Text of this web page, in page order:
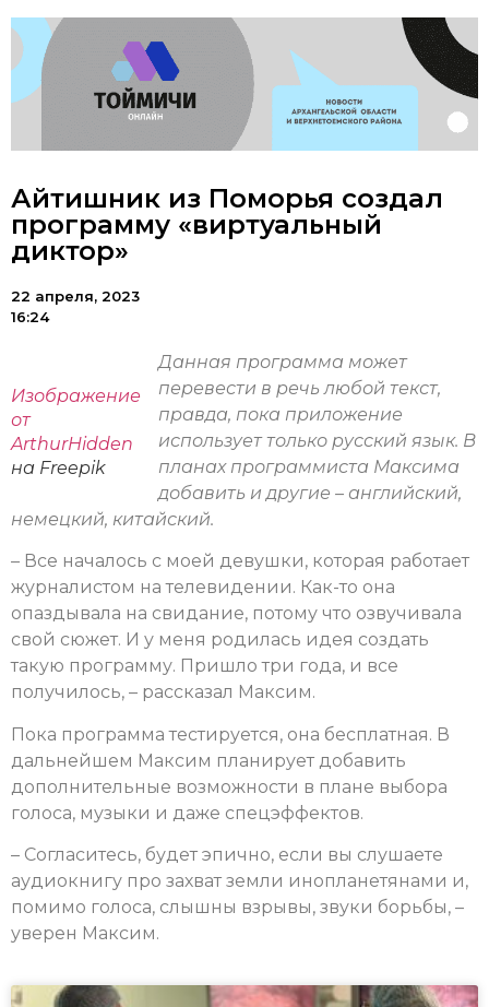
Айтишник из Поморья создал
программу «виртуальный
диктор»
22 апреля, 2023
16:24
Изображение
от
ArthurHidden
на Freepik
Данная программа может
перевести в речь любой текст,
правда, пока приложение
использует только русский язык. В
планах программиста Максима
добавить и другие – английский,
немецкий, китайский.
– Все началось с моей девушки, которая работает
журналистом на телевидении. Как-то она
опаздывала на свидание, потому что озвучивала
свой сюжет. И у меня родилась идея создать
такую программу. Пришло три года, и все
получилось, – рассказал Максим.
Пока программа тестируется, она бесплатная. В
дальнейшем Максим планирует добавить
дополнительные возможности в плане выбора
голоса, музыки и даже спецэффектов.
– Согласитесь, будет эпично, если вы слушаете
аудиокнигу про захват земли инопланетянами и,
помимо голоса, слышны взрывы, звуки борьбы, –
уверен Максим.